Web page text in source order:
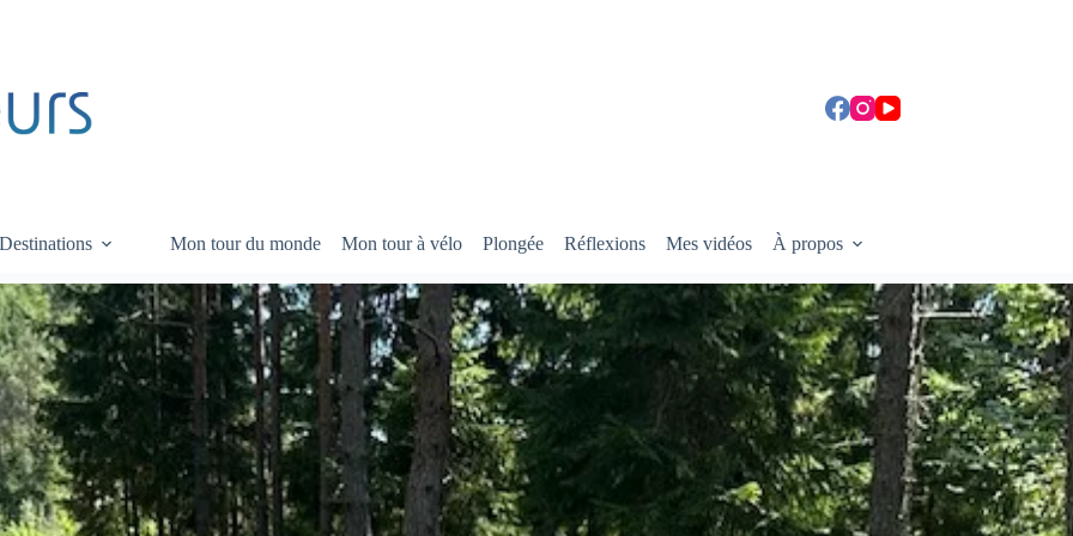
Destinations Mon tour du monde Mon tour à vélo Plongée Réflexions Mes vidéos À propos